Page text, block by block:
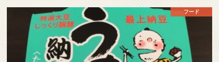
フード